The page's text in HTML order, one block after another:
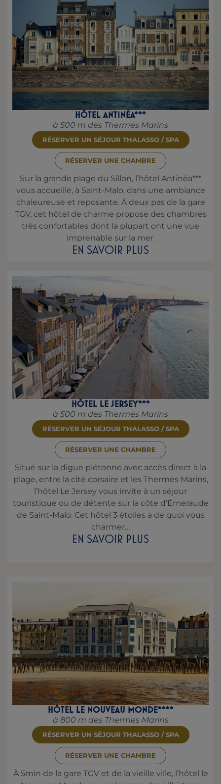
HÔTEL ANTINÉA***
à 500 m des Thermes Marins
RÉSERVER UN SÉJOUR THALASSO / SPA
RÉSERVER UNE CHAMBRE
Sur la grande plage du Sillon, l’hôtel Antinéa***
vous accueille, à Saint-Malo, dans une ambiance
chaleureuse et reposante. À deux pas de la gare
TGV, cet hôtel de charme propose des chambres
très confortables dont la plupart ont une vue
imprenable sur la mer.
EN SAVOIR PLUS
HÔTEL LE JERSEY***
à 500 m des Thermes Marins
RÉSERVER UN SÉJOUR THALASSO / SPA
RÉSERVER UNE CHAMBRE
Situé sur la digue piétonne avec accès direct à la
plage, entre la cité corsaire et les Thermes Marins,
l’hôtel Le Jersey vous invite à un séjour
touristique ou de détente sur la côte d’Émeraude
de Saint-Malo. Cet hôtel 3 étoiles a de quoi vous
charmer…
EN SAVOIR PLUS
HÔTEL LE NOUVEAU MONDE****
à 800 m des Thermes Marins
RÉSERVER UN SÉJOUR THALASSO / SPA
RÉSERVER UNE CHAMBRE
À 5min de la gare TGV et de la vieille ville, l’hôtel le